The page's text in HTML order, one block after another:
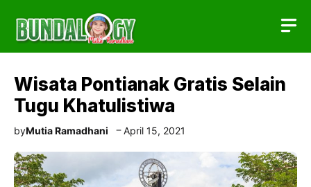
content
Wisata Pontianak Gratis Selain
Tugu Khatulistiwa
byMutia Ramadhani April 15, 2021